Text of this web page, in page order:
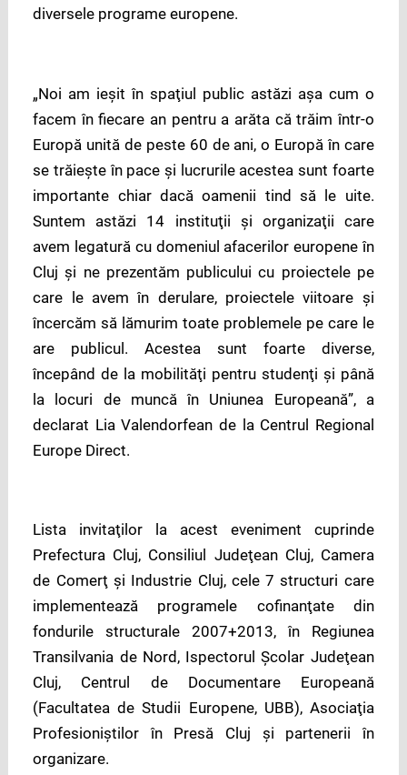
diversele programe europene.
„Noi am ieşit în spaţiul public astăzi aşa cum o
facem în fiecare an pentru a arăta că trăim într-o
Europă unită de peste 60 de ani, o Europă în care
se trăieşte în pace şi lucrurile acestea sunt foarte
importante chiar dacă oamenii tind să le uite.
Suntem astăzi 14 instituţii şi organizaţii care
avem legatură cu domeniul afacerilor europene în
Cluj şi ne prezentăm publicului cu proiectele pe
care le avem în derulare, proiectele viitoare şi
încercăm să lămurim toate problemele pe care le
are publicul. Acestea sunt foarte diverse,
începând de la mobilităţi pentru studenţi şi până
la locuri de muncă în Uniunea Europeană”, a
declarat Lia Valendorfean de la Centrul Regional
Europe Direct.
Lista invitaţilor la acest eveniment cuprinde
Prefectura Cluj, Consiliul Judeţean Cluj, Camera
de Comerţ şi Industrie Cluj, cele 7 structuri care
implementează programele cofinanţate din
fondurile structurale 2007+2013, în Regiunea
Transilvania de Nord, Ispectorul Şcolar Judeţean
Cluj, Centrul de Documentare Europeană
(Facultatea de Studii Europene, UBB), Asociaţia
Profesioniştilor în Presă Cluj şi partenerii în
organizare.